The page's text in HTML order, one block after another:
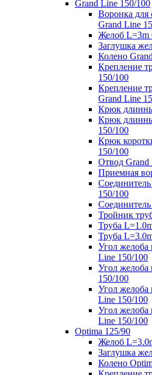
Grand Line 150/100
Воронка для
Grand Line
Желоб L=3m
Заглушка
Колено
Крепление
150/100
Крепление
Grand Line
Крюк
Крюк
150/100
Крюк
150/100
Отвод Grand
Приемная
150/100
Тройник
Труба
Труба
Угол желоба
Line 150/100
Угол желоба
150/100
Угол желоба
Line 150/100
Угол желоба
Line 150/100
Optima 125/90
Желоб
Заглушка
Колено